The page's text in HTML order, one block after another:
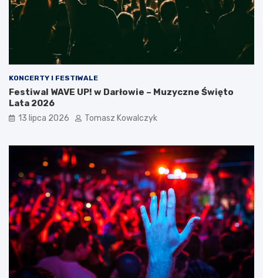
KONCERTY I FESTIWALE
Festiwal WAVE UP! w Darłowie – Muzyczne Święto
Lata 2026
13 lipca 2026 Tomasz Kowalczyk